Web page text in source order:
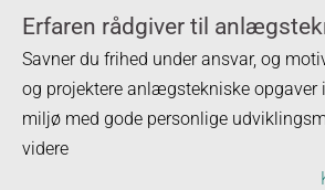
Erfaren rådgiver til
Savner du frihed under ansvar, og
og projektere anlægstekniske
miljø med gode personlige
videre